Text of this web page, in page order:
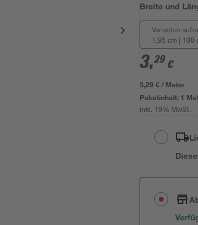
Breite und
Varianten
1,95 cm | 100
3,29 €
3,29 € / Meter
Paketinhalt: 1
inkl. 19% MwSt.